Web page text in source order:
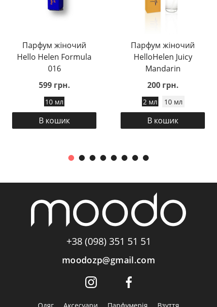
Парфум жіночий
Hello Helen Formula
016
599 грн.
10 мл
В кошик
Парфум жіночий
HelloHelen Juicy
Mandarin
200 грн.
2 мл 10 мл
В кошик
+38 (098) 351 51 51
moodozp@gmail.com